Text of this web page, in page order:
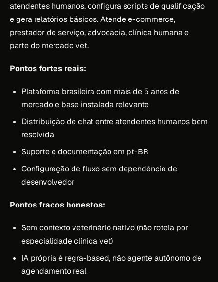
atendentes humanos, configura scripts de qualificação
e gera relatórios básicos. Atende e-commerce,
prestador de serviço, advocacia, clínica humana e
parte do mercado vet.
Pontos fortes reais:
Plataforma brasileira com mais de 5 anos de
mercado e base instalada relevante
Distribuição de chat entre atendentes humanos bem
resolvida
Suporte e documentação em pt-BR
Configuração de fluxo sem dependência de
desenvolvedor
Pontos fracos honestos:
Sem contexto veterinário nativo (não roteia por
especialidade clínica vet)
IA própria é regra-based, não agente autônomo de
agendamento real